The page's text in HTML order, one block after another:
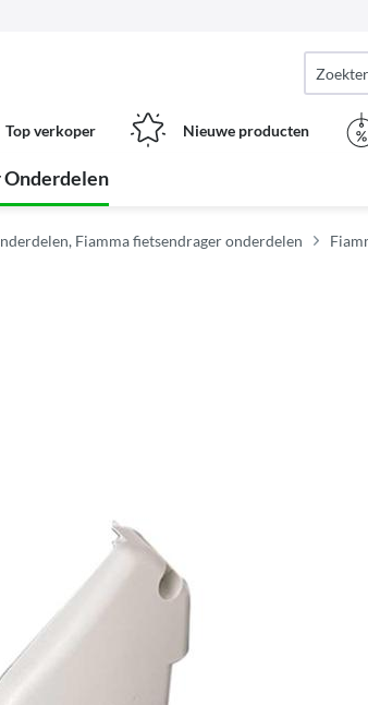
Top verkoper Nieuwe producten
Onderdelen
Fiamma fietsendrager onderdelen